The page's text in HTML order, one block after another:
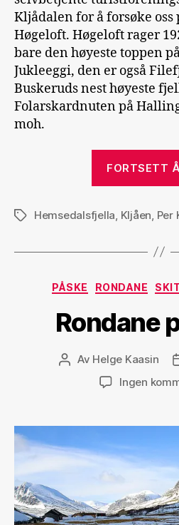
Kljådalen for å forsøke oss
Høgeloft. Høgeloft rager
bare den høyeste toppen
Jukleeggi, den er også
Buskeruds nest høyeste
Folarskardnuten på
moh.
FORTSETT
StikkordHemsedalsfjella Kljåen Per
PÅSKE RONDANE
Rondane
Innleggsforfatter
Av Helge Kaasin
Ingen